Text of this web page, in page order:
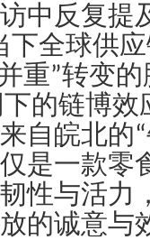
中反复提
下全球供
重”转变的
的链博效
自皖北的 “
是一款零
性与活力
的诚意与